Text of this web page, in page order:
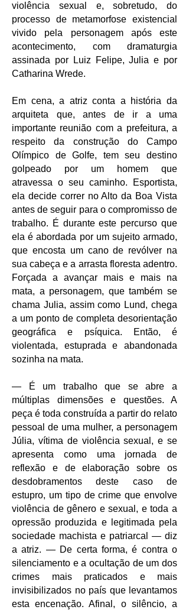
violência sexual e, sobretudo, do
processo de metamorfose existencial
vivido pela personagem após este
acontecimento, com dramaturgia
assinada por Luiz Felipe, Julia e por
Catharina Wrede.
Em cena, a atriz conta a história da
arquiteta que, antes de ir a uma
importante reunião com a prefeitura, a
respeito da construção do Campo
Olímpico de Golfe, tem seu destino
golpeado por um homem que
atravessa o seu caminho. Esportista,
ela decide correr no Alto da Boa Vista
antes de seguir para o compromisso de
trabalho. É durante este percurso que
ela é abordada por um sujeito armado,
que encosta um cano de revólver na
sua cabeça e a arrasta floresta adentro.
Forçada a avançar mais e mais na
mata, a personagem, que também se
chama Julia, assim como Lund, chega
a um ponto de completa desorientação
geográfica e psíquica. Então, é
violentada, estuprada e abandonada
sozinha na mata.
— É um trabalho que se abre a
múltiplas dimensões e questões. A
peça é toda construída a partir do relato
pessoal de uma mulher, a personagem
Júlia, vítima de violência sexual, e se
apresenta como uma jornada de
reflexão e de elaboração sobre os
desdobramentos deste caso de
estupro, um tipo de crime que envolve
violência de gênero e sexual, e toda a
opressão produzida e legitimada pela
sociedade machista e patriarcal — diz
a atriz. — De certa forma, é contra o
silenciamento e a ocultação de um dos
crimes mais praticados e mais
invisibilizados no país que levantamos
esta encenação. Afinal, o silêncio, a